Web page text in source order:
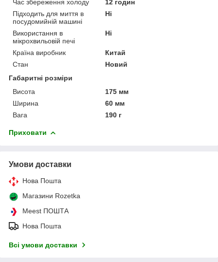
Час збереження холоду
12 годин
Підходить для миття в
посудомийній машині
Ні
Використання в
мікрохвильовій печі
Ні
Країна виробник
Китай
Стан
Новий
Габаритні розміри
Висота
175 мм
Ширина
60 мм
Вага
190 г
Приховати
Умови доставки
Нова Пошта
Магазини Rozetka
Meest ПОШТА
Нова Пошта
Всі умови доставки